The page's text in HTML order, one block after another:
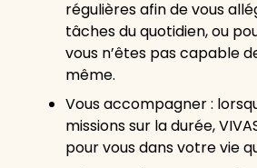
régulières afin de vous
tâches du quotidien, ou
vous n’êtes pas capable
même.
Vous accompagner :
missions sur la durée,
pour vous dans votre vie